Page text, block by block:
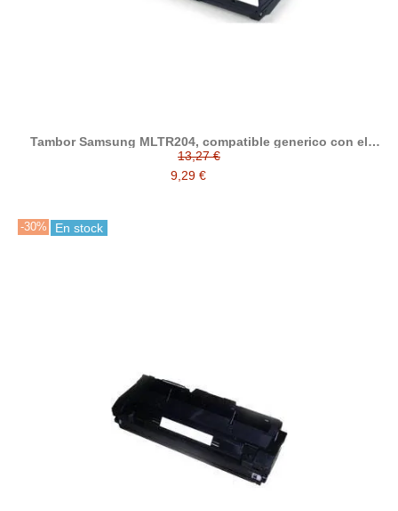
Tambor Samsung MLTR204, compatible generico con el
tambor original Samsung MLT-R204
13,27 €
9,29 €
-30% En stock